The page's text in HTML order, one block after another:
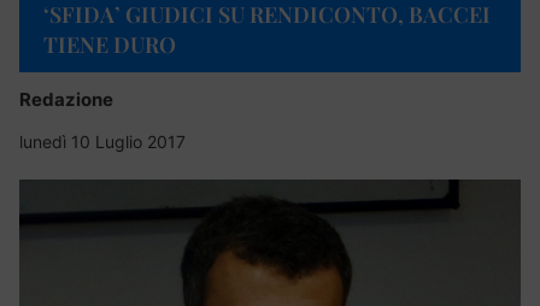
‘SFIDA’ GIUDICI SU RENDICONTO, BACCEI
TIENE DURO
Redazione
lunedì 10 Luglio 2017